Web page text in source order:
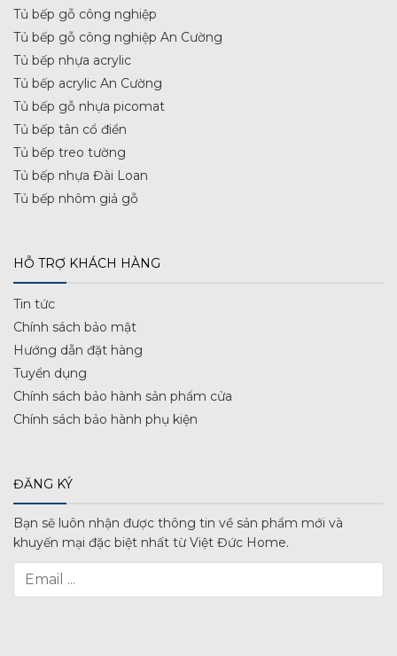
Tủ bếp gỗ công nghiệp
Tủ bếp gỗ công nghiệp An Cường
Tủ bếp nhựa acrylic
Tủ bếp acrylic An Cường
Tủ bếp gỗ nhựa picomat
Tủ bếp tân cổ điển
Tủ bếp treo tường
Tủ bếp nhựa Đài Loan
Tủ bếp nhôm giả gỗ
HỖ TRỢ KHÁCH HÀNG
Tin tức
Chính sách bảo mật
Hướng dẫn đặt hàng
Tuyển dụng
Chính sách bảo hành sản phẩm cửa
Chính sách bảo hành phụ kiện
ĐĂNG KÝ
Bạn sẽ luôn nhận được thông tin về sản phẩm mới và
khuyến mại đặc biệt nhất từ Việt Đức Home.